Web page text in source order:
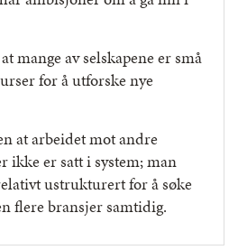
mange av selskapene er små
for å utforske nye
at arbeidet mot andre
ikke er satt i system; man
ustrukturert for å søke
flere bransjer samtidig.